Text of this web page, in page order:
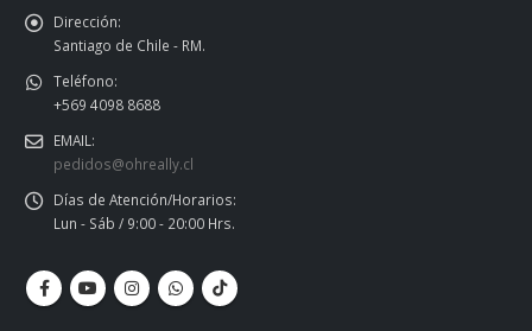
Dirección:
Santiago de Chile - RM.
Teléfono:
+569 4098 8688
EMAIL:
pedidos@ohreally.cl
Días de Atención/Horarios:
Lun - Sáb / 9:00 - 20:00 Hrs.